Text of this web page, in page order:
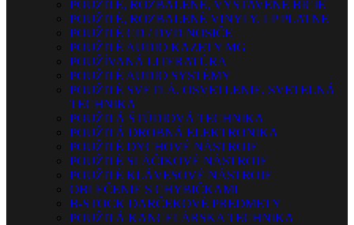
POUŽITÉ, ROZBALENÉ, VYSTAVENÉ BICIE
POUŽITÉ, ROZBALENÉ VINYLY, LP PLATNE
POUŽITÉ CD / DVD NOSIČE
POUŽITÉ AUDIO KAZETY MG
POUŽÍVANÁ LITERATÚRA
POUŽITÉ AUDIO SYSTÉMY
POUŽITÉ SVETLÁ, OSVETLENIE, SVETELNÁ
TECHNIKA
POUŽITÁ ŠTÚDIOVÁ TECHNIKA
POUŽITÁ DROBNÁ ELEKTRONIKA
POUŽITÉ DYCHOVÉ NÁSTROJE
POUŽITÉ SLÁČIKOVÉ NÁSTROJE
POUŽITÉ KLÁVESOVÉ NÁSTROJE
OBLEČENIE S CHYBIČKAMI
B-STOCK DARČEKOVÉ PREDMETY
POUŽITÁ KANCELÁRSKA TECHNIKA